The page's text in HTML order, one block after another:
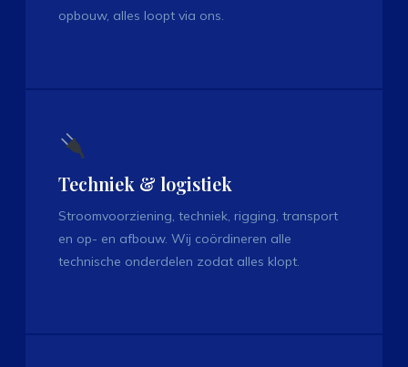
opbouw, alles loopt via ons.
Techniek & logistiek
Stroomvoorziening, techniek, rigging, transport
en op- en afbouw. Wij coördineren alle
technische onderdelen zodat alles klopt.